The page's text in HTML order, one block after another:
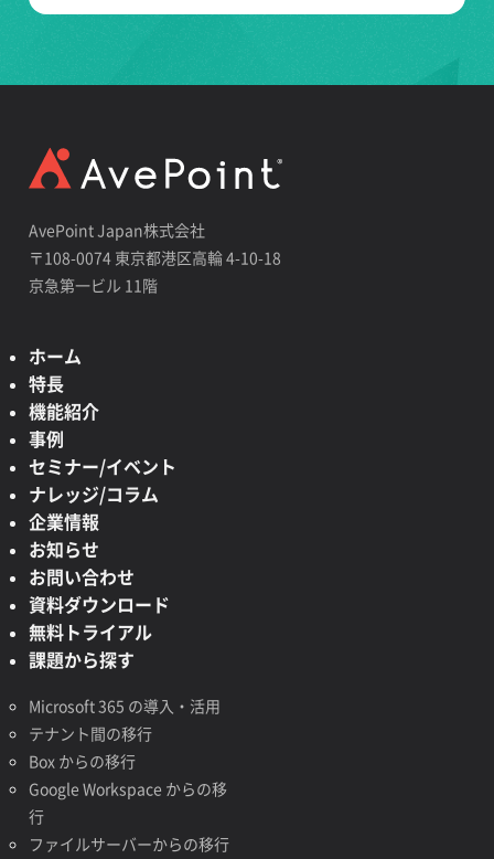
AvePoint Japan株式会社
〒108-0074 東京都港区高輪 4-10-18
京急第一ビル 11階
ホーム
特長
機能紹介
事例
セミナー/イベント
ナレッジ/コラム
企業情報
お知らせ
お問い合わせ
資料ダウンロード
無料トライアル
課題から探す
Microsoft 365 の導入・活用
テナント間の移行
Box からの移行
Google Workspace からの移
行
ファイルサーバーからの移行